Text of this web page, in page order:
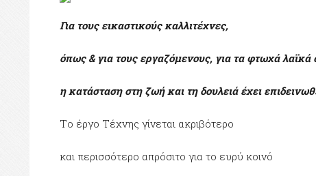
Για τους εικαστικούς καλλιτέχνες,
όπως & για τους εργαζόμενους, για τα φτωχά
η κατάσταση στη ζωή και τη δουλειά έχει
Tο έργο Τέχνης γίνεται ακριβότερο
και περισσότερο απρόσιτο για το ευρύ κοινό